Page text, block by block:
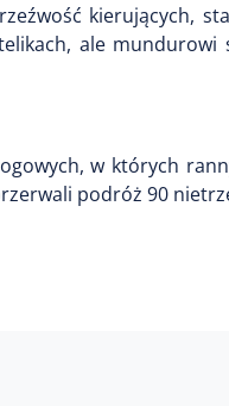
kierujących,
ale mundurowi
w których
podróż 90